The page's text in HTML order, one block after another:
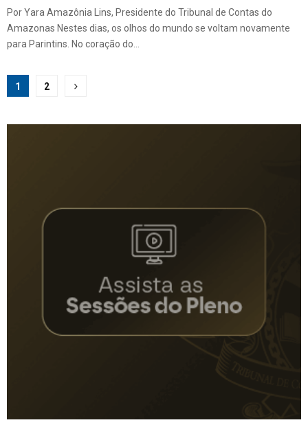
Por Yara Amazônia Lins, Presidente do Tribunal de Contas do
Amazonas Nestes dias, os olhos do mundo se voltam novamente
para Parintins. No coração do...
Paginação
1 2